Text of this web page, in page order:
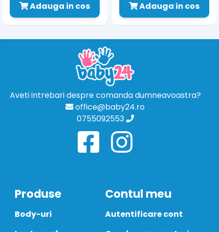
Adauga in cos Adauga in cos
Aveti intrebari despre comanda dumneavoastra?
office@baby24.ro
0755092553
Produse
Body-uri
Contul meu
Autentificare cont